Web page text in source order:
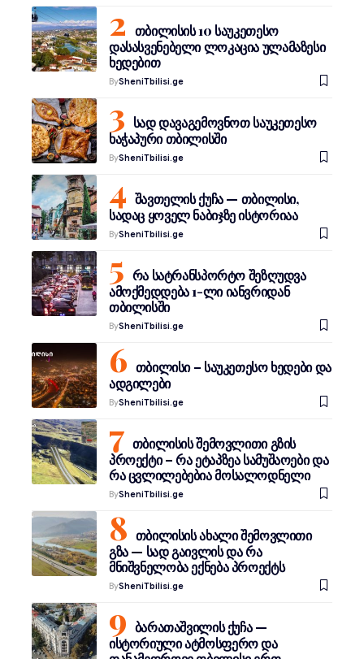
თბილისის 10 საუკეთესო
დასასვენებელი ლოკაცია ულამაზესი
ხედებით
BySheniTbilisi.ge
სად დავაგემოვნოთ საუკეთესო
ხაჭაპური თბილისში
BySheniTbilisi.ge
შავთელის ქუჩა — თბილისი,
სადაც ყოველ ნაბიჯზე ისტორიაა
BySheniTbilisi.ge
რა სატრანსპორტო შეზღუდვა
ამოქმედდება 1-ლი იანვრიდან
თბილისში
BySheniTbilisi.ge
თბილისი – საუკეთესო ხედები და
ადგილები
BySheniTbilisi.ge
თბილისის შემოვლითი გზის
პროექტი – რა ეტაპზეა სამუშაოები და
რა ცვლილებებია მოსალოდნელი
BySheniTbilisi.ge
თბილისის ახალი შემოვლითი
გზა — სად გაივლის და რა
მნიშვნელობა ექნება პროექტს
BySheniTbilisi.ge
ბარათაშვილის ქუჩა —
ისტორიული ატმოსფერო და